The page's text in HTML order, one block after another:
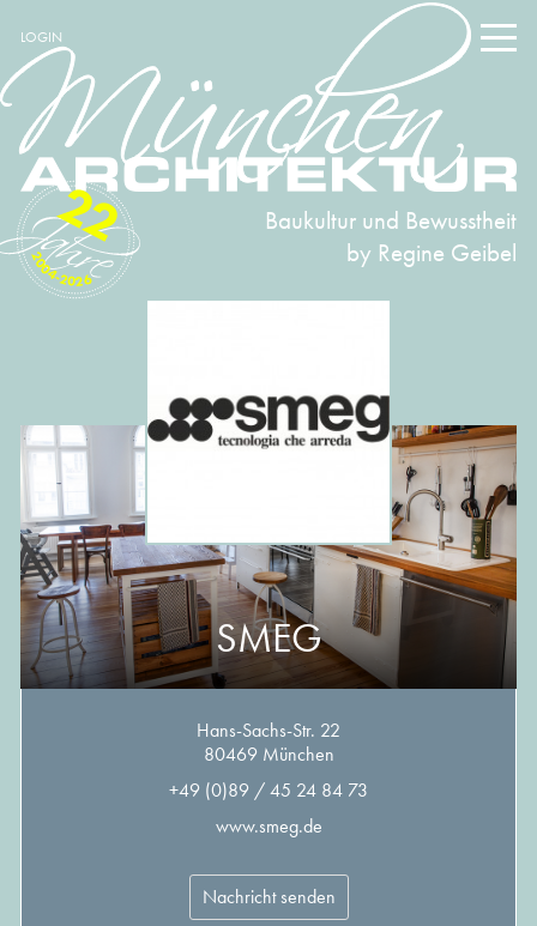
LOGIN
Baukultur und Bewusstheit
by Regine Geibel
2004-2026
22
SMEG
Hans-Sachs-Str. 22
80469 München
+49 (0)89 / 45 24 84 73
www.smeg.de
Nachricht senden